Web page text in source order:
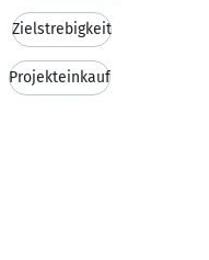
Zielstrebigkeit
Projekteinkauf